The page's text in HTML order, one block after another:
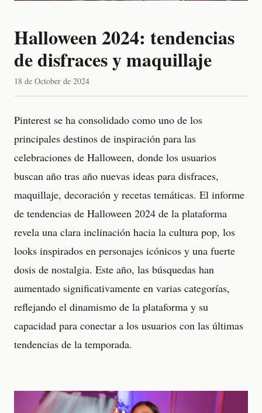
Halloween 2024: tendencias
de disfraces y maquillaje
18 de October de 2024
Pinterest se ha consolidado como uno de los
principales destinos de inspiración para las
celebraciones de Halloween, donde los usuarios
buscan año tras año nuevas ideas para disfraces,
maquillaje, decoración y recetas temáticas. El informe
de tendencias de Halloween 2024 de la plataforma
revela una clara inclinación hacia la cultura pop, los
looks inspirados en personajes icónicos y una fuerte
dosis de nostalgia. Este año, las búsquedas han
aumentado significativamente en varias categorías,
reflejando el dinamismo de la plataforma y su
capacidad para conectar a los usuarios con las últimas
tendencias de la temporada.